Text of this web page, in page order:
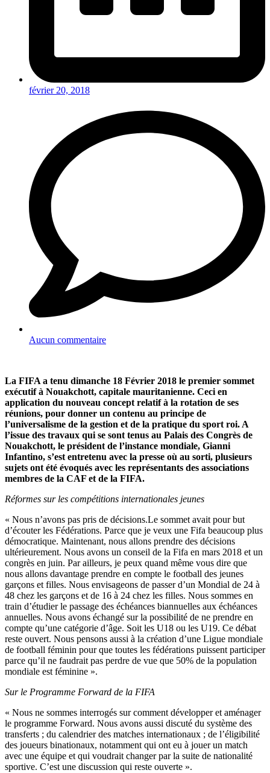
février 20, 2018
Aucun commentaire
La FIFA a tenu dimanche 18 Février 2018 le premier sommet
exécutif à Nouakchott, capitale mauritanienne. Ceci en
application du nouveau concept relatif à la rotation de ses
réunions, pour donner un contenu au principe de
l’universalisme de la gestion et de la pratique du sport roi. A
l’issue des travaux qui se sont tenus au Palais des Congrès de
Nouakchott, le président de l’instance mondiale, Gianni
Infantino, s’est entretenu avec la presse où au sorti, plusieurs
sujets ont été évoqués avec les représentants des associations
membres de la CAF et de la FIFA.
Réformes sur les compétitions internationales jeunes
« Nous n’avons pas pris de décisions.Le sommet avait pour but
d’écouter les Fédérations. Parce que je veux une Fifa beaucoup plus
démocratique. Maintenant, nous allons prendre des décisions
ultérieurement. Nous avons un conseil de la Fifa en mars 2018 et un
congrès en juin. Par ailleurs, je peux quand même vous dire que
nous allons davantage prendre en compte le football des jeunes
garçons et filles. Nous envisageons de passer d’un Mondial de 24 à
48 chez les garçons et de 16 à 24 chez les filles. Nous sommes en
train d’étudier le passage des échéances biannuelles aux échéances
annuelles. Nous avons échangé sur la possibilité de ne prendre en
compte qu’une catégorie d’âge. Soit les U18 ou les U19. Ce débat
reste ouvert. Nous pensons aussi à la création d’une Ligue mondiale
de football féminin pour que toutes les fédérations puissent participer
parce qu’il ne faudrait pas perdre de vue que 50% de la population
mondiale est féminine ».
Sur le Programme Forward de la FIFA
« Nous ne sommes interrogés sur comment développer et aménager
le programme Forward. Nous avons aussi discuté du système des
transferts ; du calendrier des matches internationaux ; de l’éligibilité
des joueurs binationaux, notamment qui ont eu à jouer un match
avec une équipe et qui voudrait changer par la suite de nationalité
sportive. C’est une discussion qui reste ouverte ».